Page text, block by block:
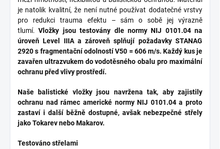
je natolik kvalitní, že není nutné používat dodatečné vrstvy
pro redukci trauma efektu – sám o sobě jej výrazně
tlumí. Vložky jsou testovány dle normy NIJ 0101.04 na
úroveň Level IIIA a zároveň splňují požadavky STANAG
2920 s fragmentační odolností V50 = 606 m/s. Každý kus je
zavařen ultrazvukem do vodotěsného obalu pro maximální
ochranu před vlivy prostředí.
Naše balistické vložky jsou navržena tak, aby zajistily
ochranu nad rámec americké normy NIJ 0101.04 a proto
zastaví i další běžně dostupné, avšak nebezpečné střely
jako Tokarev nebo Makarov.
Testováno střelami